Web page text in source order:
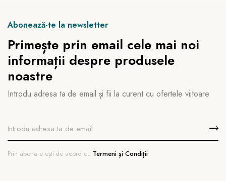
Abonează-te la newsletter
Primește prin email cele mai noi
informații despre produsele
noastre
Introdu adresa ta de email și fii la curent cu ofertele viitoare
Prin abonare ești de acord cu Termeni și Condiții